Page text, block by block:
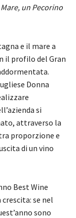
un Pecorino
e il mare a
il profilo del Gran
Donna
si
attraverso la
proporzione e
di un vino
Best Wine
se nel
sono